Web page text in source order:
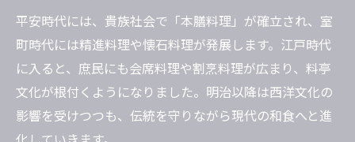
平安時代には、貴族社会で「本膳料理」が確立され、室
町時代には精進料理や懐石料理が発展します。江戸時代
に入ると、庶民にも会席料理や割烹料理が広まり、料亭
文化が根付くようになりました。明治以降は西洋文化の
影響を受けつつも、伝統を守りながら現代の和食へと進